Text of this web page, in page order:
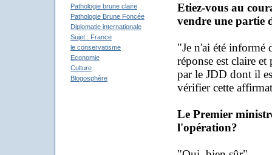
Pathologie brune claire
Pathologie Brune Foncée
Diplomatie internationale
Sujet : France
le conservatisme
Economie
Culture
Blogosphère
Etiez-vous au
vendre une partie
"Je n'ai été informé
réponse est claire
par le JDD dont il
vérifier cette
Le Premier
l'opération?